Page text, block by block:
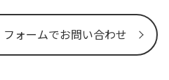
フォームでお問い合わせ